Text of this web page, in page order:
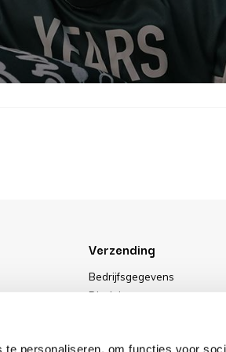
personaliseren, om functies voor
Verzending
Bedrijfsgegevens
Disclaimer